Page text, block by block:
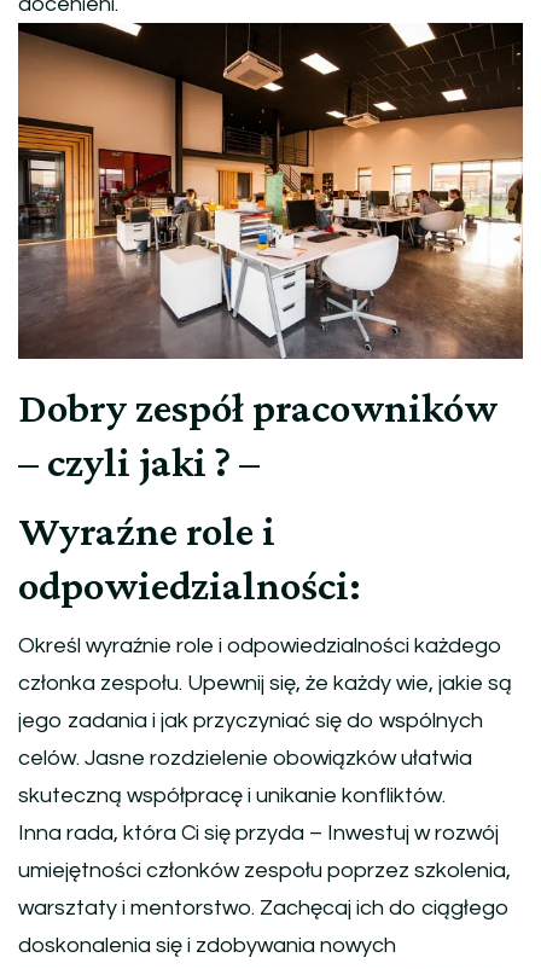
Dobry zespół pracowników
– czyli jaki ? –
Wyraźne role i
odpowiedzialności:
Określ wyraźnie role i odpowiedzialności każdego
członka zespołu. Upewnij się, że każdy wie, jakie są
jego zadania i jak przyczyniać się do wspólnych
celów. Jasne rozdzielenie obowiązków ułatwia
skuteczną współpracę i unikanie konfliktów.
Inna rada, która Ci się przyda – Inwestuj w rozwój
umiejętności członków zespołu poprzez szkolenia,
warsztaty i mentorstwo. Zachęcaj ich do ciągłego
doskonalenia się i zdobywania nowych